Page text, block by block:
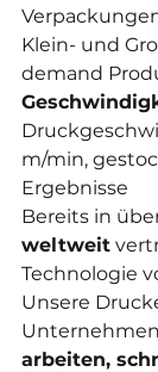
Klein- und
demand
m/min,
Ergebnisse
Bereits in
weltweit
Technologie
Unsere
arbeiten,